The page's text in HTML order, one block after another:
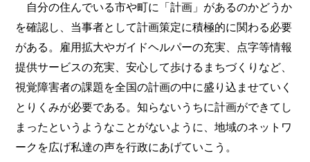
自分の住んでいる市や町に「計画」があるのかどうか
を確認し、当事者として計画策定に積極的に関わる必要
がある。雇用拡大やガイドヘルパーの充実、点字等情報
提供サービスの充実、安心して歩けるまちづくりなど、
視覚障害者の課題を全国の計画の中に盛り込ませていく
とりくみが必要である。知らないうちに計画ができてし
まったというようなことがないように、地域のネットワ
ークを広げ私達の声を行政にあげていこう。